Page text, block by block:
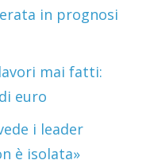
in prognosi
mai fatti:
euro
i leader
è isolata»